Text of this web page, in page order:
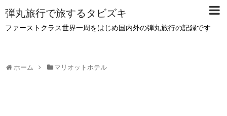
弾丸旅行で旅するタビズキ
ファーストクラス世界一周をはじめ国内外の弾丸旅行の記録です
ホーム マリオットホテル